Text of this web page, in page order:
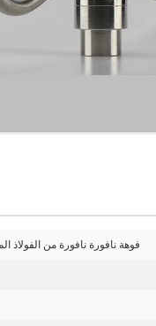
فوهة نافورة نافورة من الفولاذ المقاوم للصدأ 1/2 بوصة ، 3/4